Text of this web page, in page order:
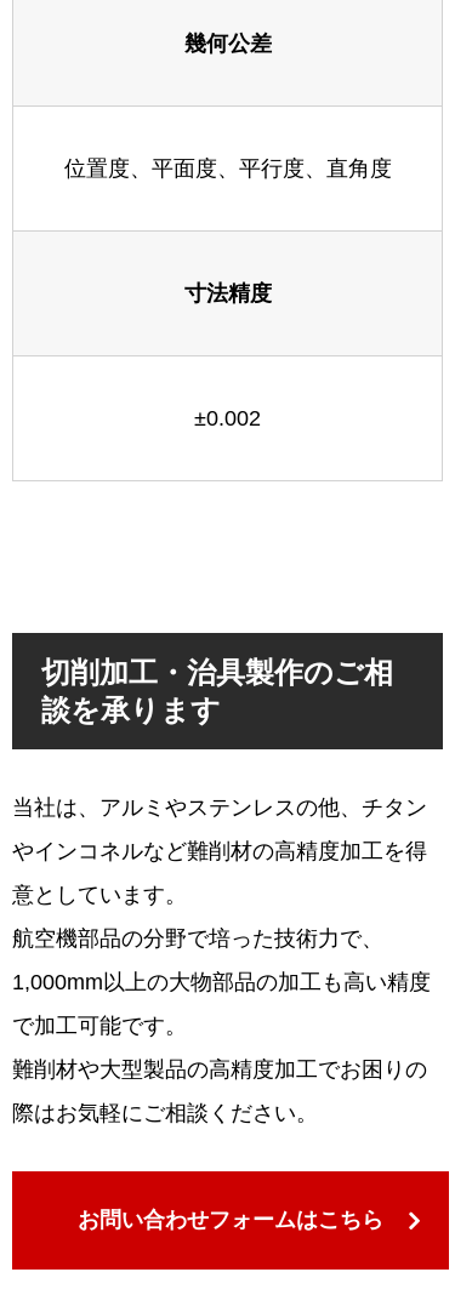
幾何公差
位置度、平面度、平行度、直角度
寸法精度
±0.002
切削加工・治具製作のご相
談を承ります
当社は、アルミやステンレスの他、チタン
やインコネルなど難削材の高精度加工を得
意としています。
航空機部品の分野で培った技術力で、
1,000mm以上の大物部品の加工も高い精度
で加工可能です。
難削材や大型製品の高精度加工でお困りの
際はお気軽にご相談ください。
お問い合わせフォームはこちら